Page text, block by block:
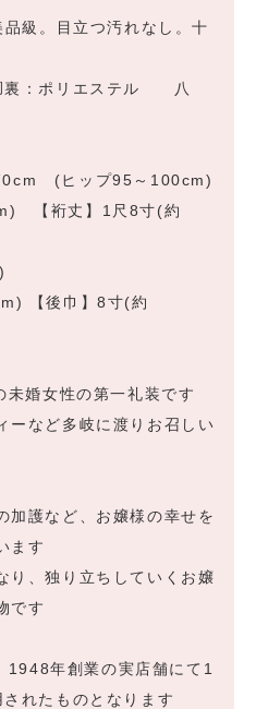
級。目立つ汚れなし。十
：ポリエステル 八
(ヒップ95～100cm)
【裄丈】1尺8寸(約
【後巾】8寸(約
婚女性の第一礼装です
ーなど多岐に渡りお召しい
加護など、お嬢様の幸せを
ます
り、独り立ちしていくお嬢
です
1948年創業の実店舗にて1
れたものとなります